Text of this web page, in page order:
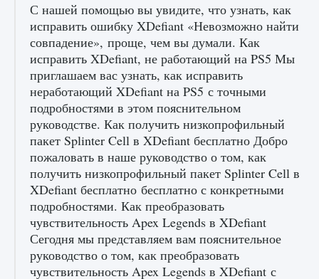
лицензии, лиги, команды и стадионы в EA
FC 25
9 августа 2024 2 395 0 2
Как исправить ошибку Palworld EPalworld
«Идет сохранение мира — Невозможно
начать сохранение данных мира»
9 августа 2024 2 711 0 0
С нашей помощью вы увидите, что узнать, как
исправить ошибку XDefiant «Невозможно найти
совпадение», проще, чем вы думали. Как
исправить XDefiant, не работающий на PS5 Мы
приглашаем вас узнать, как исправить
неработающий XDefiant на PS5 с точными
подробностями в этом пояснительном
руководстве. Как получить низкопрофильный
пакет Splinter Cell в XDefiant бесплатно Добро
пожаловать в наше руководство о том, как
получить низкопрофильный пакет Splinter Cell в
XDefiant бесплатно бесплатно с конкретными
подробностями. Как преобразовать
чувствительность Apex Legends в XDefiant
Сегодня мы представляем вам пояснительное
руководство о том, как преобразовать
чувствительность Apex Legends в XDefiant с